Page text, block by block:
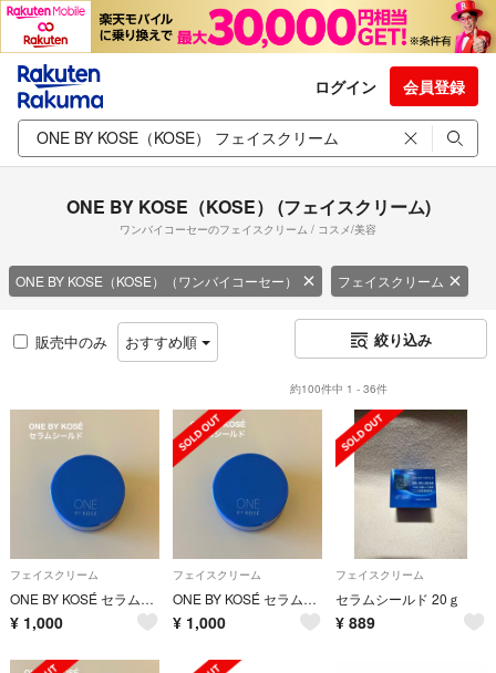
ログイン 会員登録
ONE BY KOSE（KOSE） (フェイスクリーム)
ワンバイコーセーのフェイスクリーム / コスメ/美容
ONE BY KOSE（KOSE）（ワンバイコーセー） フェイスクリーム
販売中のみ おすすめ順 絞り込み
約100件中 1 - 36件
フェイスクリーム
ONE BY KOSÉ セラムシールド 薬用バーム状美容液 6g
¥ 1,000
フェイスクリーム
ONE BY KOSÉ セラムシールド 薬用バーム状美容液 6g
¥ 1,000
フェイスクリーム
セラムシールド 20ｇ
¥ 889